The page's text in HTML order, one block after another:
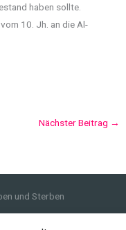
haben sollte.
10. Jh. an die Al-
Nächster Beitrag →
und Sterben